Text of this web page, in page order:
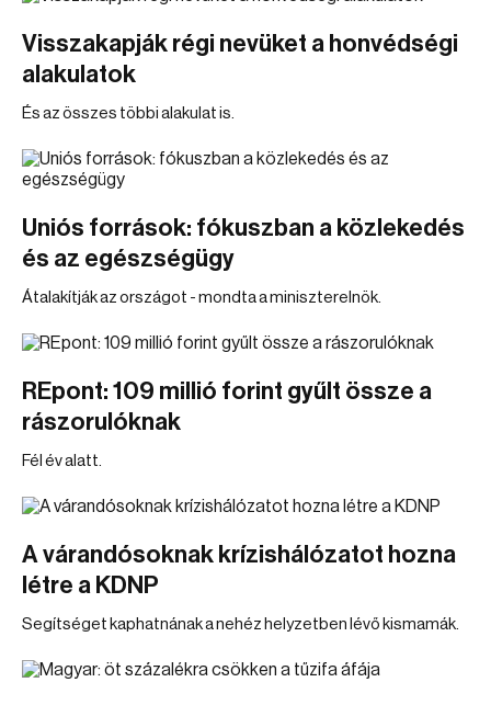
Visszakapják régi nevüket a honvédségi
alakulatok
És az összes többi alakulat is.
Uniós források: fókuszban a közlekedés
és az egészségügy
Átalakítják az országot - mondta a miniszterelnök.
REpont: 109 millió forint gyűlt össze a
rászorulóknak
Fél év alatt.
A várandósoknak krízishálózatot hozna
létre a KDNP
Segítséget kaphatnának a nehéz helyzetben lévő kismamák.